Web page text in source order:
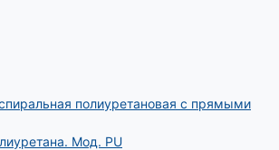
полиуретановая с прямыми
Мод. РU